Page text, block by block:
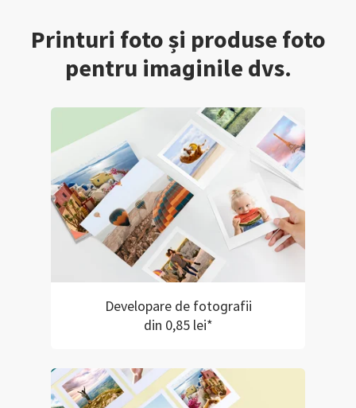
Printuri foto și produse foto
pentru imaginile dvs.
Developare de fotografii
din 0,85 lei*